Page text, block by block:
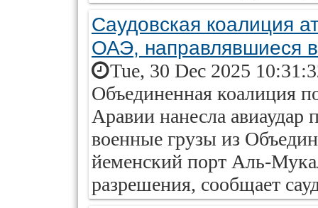
Саудовская коалиция
ОАЭ, направлявшиеся
Tue, 30 Dec 2025
Объединенная коалиция
Аравии нанесла
военные грузы из
йеменский порт Аль-
разрешения, сообщает